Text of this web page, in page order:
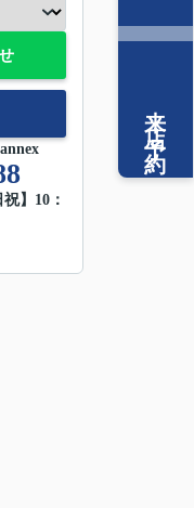
】10：
来店予約